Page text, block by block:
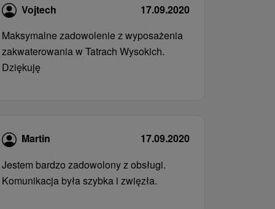
Vojtech
17.09.2020
Maksymalne zadowolenie z wyposażenia
zakwaterowania w Tatrach Wysokich.
Dziękuję
Martin
17.09.2020
Jestem bardzo zadowolony z obsługi.
Komunikacja była szybka i zwięzła.